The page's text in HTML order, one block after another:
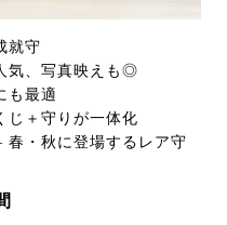
就守
気、写真映えも◎
も最適
じ＋守りが一体化
春・秋に登場するレア守